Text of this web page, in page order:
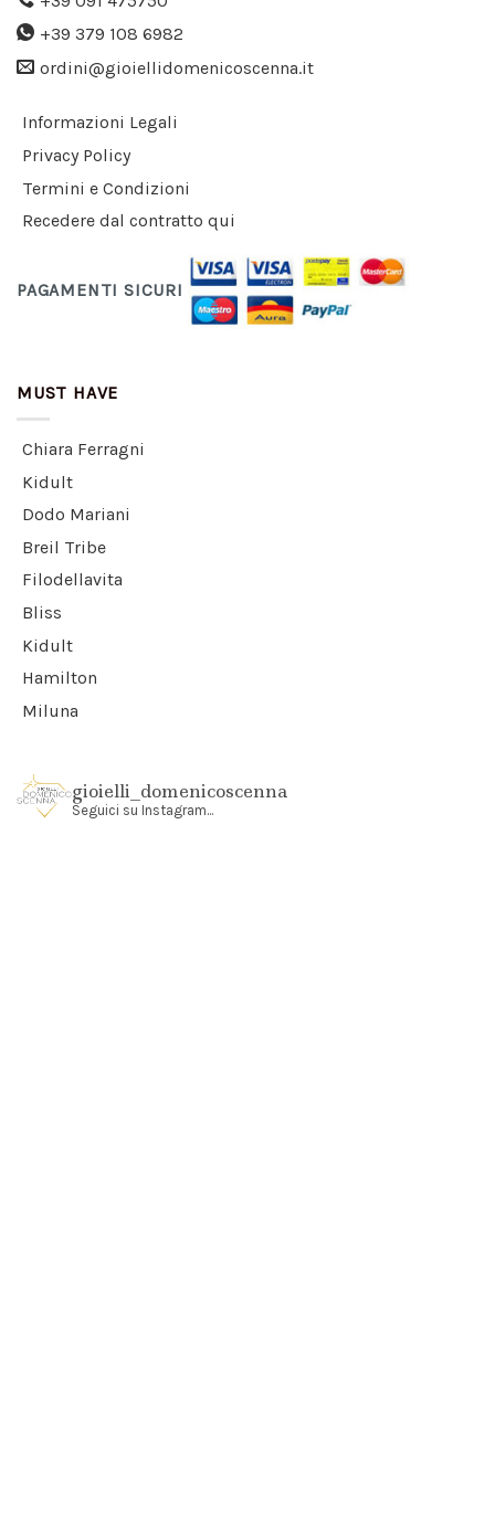
+39 379 108 6982
ordini@gioiellidomenicoscenna.it
Informazioni Legali
Privacy Policy
Termini e Condizioni
Recedere dal contratto qui
PAGAMENTI SICURI
MUST HAVE
Chiara Ferragni
Kidult
Dodo Mariani
Breil Tribe
Filodellavita
Bliss
Kidult
Hamilton
Miluna
gioielli_domenicoscenna
Seguici su Instagram...